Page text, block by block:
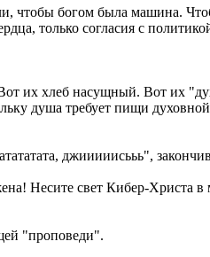
чтобы богом была машина.
только согласия с
их хлеб насущный. Вот их
душа требует пищи
джииииисььь",
Несите свет Кибер-Христа
"проповеди".